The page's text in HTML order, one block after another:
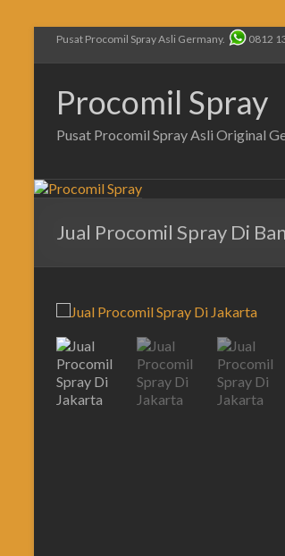
Pusat Procomil Spray Asli Germany. 0812
Procomil Spray
Pusat Procomil Spray Asli Original
Jual Procomil Spray Di